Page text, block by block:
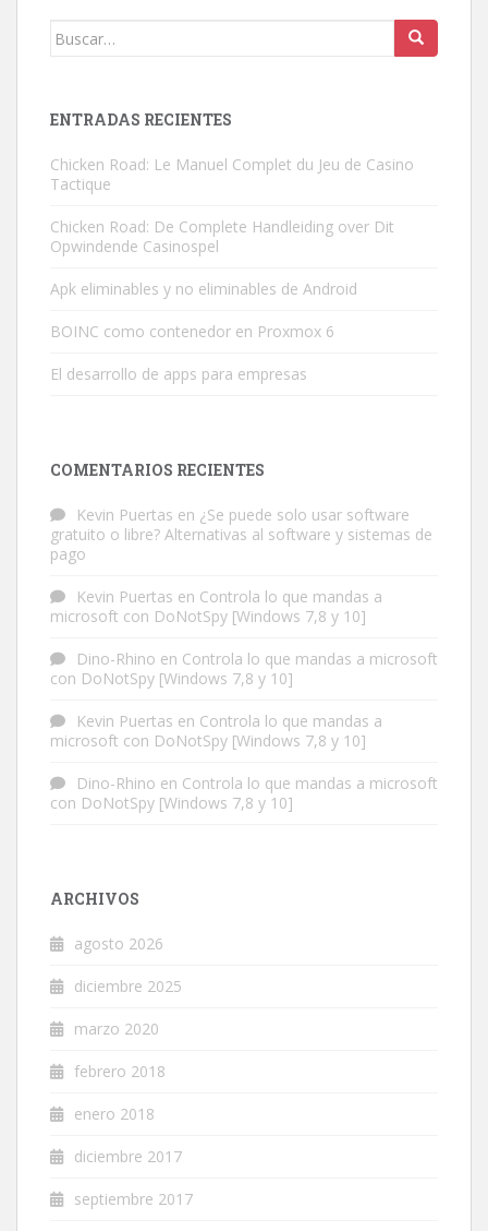
Buscar:
ENTRADAS RECIENTES
Chicken Road: Le Manuel Complet du Jeu de Casino
Tactique
Chicken Road: De Complete Handleiding over Dit
Opwindende Casinospel
Apk eliminables y no eliminables de Android
BOINC como contenedor en Proxmox 6
El desarrollo de apps para empresas
COMENTARIOS RECIENTES
Kevin Puertas en ¿Se puede solo usar software
gratuito o libre? Alternativas al software y sistemas de
pago
Kevin Puertas en Controla lo que mandas a
microsoft con DoNotSpy [Windows 7,8 y 10]
Dino-Rhino en Controla lo que mandas a microsoft
con DoNotSpy [Windows 7,8 y 10]
Kevin Puertas en Controla lo que mandas a
microsoft con DoNotSpy [Windows 7,8 y 10]
Dino-Rhino en Controla lo que mandas a microsoft
con DoNotSpy [Windows 7,8 y 10]
ARCHIVOS
agosto 2026
diciembre 2025
marzo 2020
febrero 2018
enero 2018
diciembre 2017
septiembre 2017